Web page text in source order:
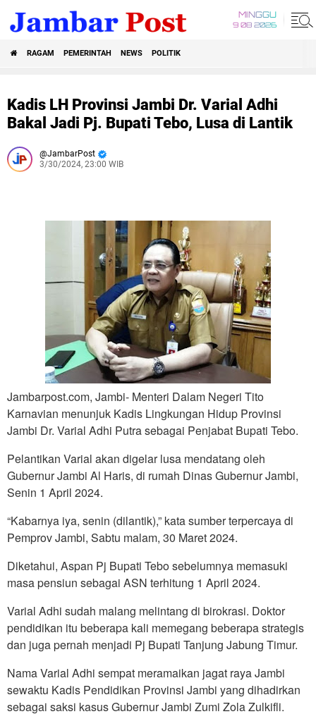
MINGGU
9 08 2026
RAGAM PEMERINTAH NEWS POLITIK
Kadis LH Provinsi Jambi Dr. Varial Adhi
Bakal Jadi Pj. Bupati Tebo, Lusa di Lantik
JambarPost
3/30/2024, 23:00 WIB
Jambarpost.com, Jambi- Menteri Dalam Negeri Tito
Karnavian menunjuk Kadis Lingkungan Hidup Provinsi
Jambi Dr. Varial Adhi Putra sebagai Penjabat Bupati Tebo.
Pelantikan Varial akan digelar lusa mendatang oleh
Gubernur Jambi Al Haris, di rumah Dinas Gubernur Jambi,
Senin 1 April 2024.
“Kabarnya iya, senin (dilantik),” kata sumber terpercaya di
Pemprov Jambi, Sabtu malam, 30 Maret 2024.
Diketahui, Aspan Pj Bupati Tebo sebelumnya memasuki
masa pensiun sebagai ASN terhitung 1 April 2024.
Varial Adhi sudah malang melintang di birokrasi. Doktor
pendidikan itu beberapa kali memegang beberapa strategis
dan juga pernah menjadi Pj Bupati Tanjung Jabung Timur.
Nama Varial Adhi sempat meramaikan jagat raya Jambi
sewaktu Kadis Pendidikan Provinsi Jambi yang dihadirkan
sebagai saksi kasus Gubernur Jambi Zumi Zola Zulkifli.